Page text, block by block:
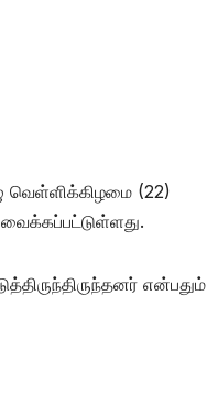
வெள்ளிக்கிழமை (22)
என்பதும்